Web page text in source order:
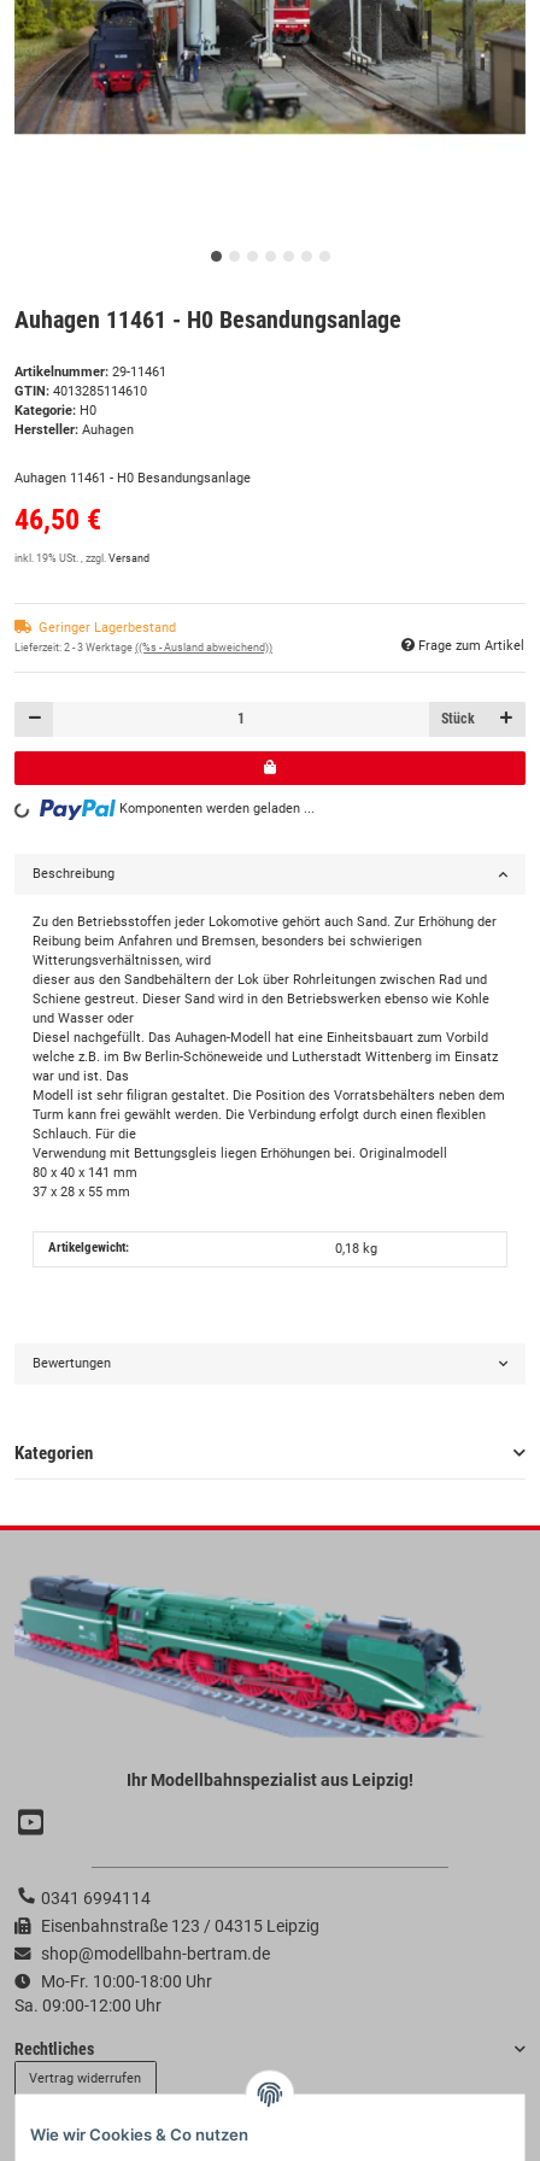
Auhagen 11461 - H0 Besandungsanlage
Artikelnummer: 29-11461
GTIN: 4013285114610
Kategorie: H0
Hersteller: Auhagen
Auhagen 11461 - H0 Besandungsanlage
46,50 €
inkl. 19% USt. , zzgl. Versand
Geringer Lagerbestand
Lieferzeit: 2 - 3 Werktage ((%s - Ausland abweichend)) Frage zum Artikel
Stück
Loading... Komponenten werden geladen ...
Beschreibung
Zu den Betriebsstoffen jeder Lokomotive gehört auch Sand. Zur Erhöhung der
Reibung beim Anfahren und Bremsen, besonders bei schwierigen
Witterungsverhältnissen, wird
dieser aus den Sandbehältern der Lok über Rohrleitungen zwischen Rad und
Schiene gestreut. Dieser Sand wird in den Betriebswerken ebenso wie Kohle
und Wasser oder
Diesel nachgefüllt. Das Auhagen-Modell hat eine Einheitsbauart zum Vorbild
welche z.B. im Bw Berlin-Schöneweide und Lutherstadt Wittenberg im Einsatz
war und ist. Das
Modell ist sehr filigran gestaltet. Die Position des Vorratsbehälters neben dem
Turm kann frei gewählt werden. Die Verbindung erfolgt durch einen flexiblen
Schlauch. Für die
Verwendung mit Bettungsgleis liegen Erhöhungen bei. Originalmodell
80 x 40 x 141 mm
37 x 28 x 55 mm
Artikelgewicht: 0,18 kg
Bewertungen
Kategorien
Ihr Modellbahnspezialist aus Leipzig!
0341 6994114
Eisenbahnstraße 123 / 04315 Leipzig
shop@modellbahn-bertram.de
Mo-Fr. 10:00-18:00 Uhr
Sa. 09:00-12:00 Uhr
Rechtliches
Vertrag widerrufen
Wie wir Cookies & Co nutzen